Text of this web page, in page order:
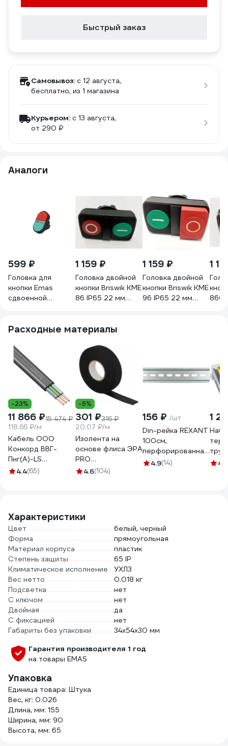
Быстрый заказ
Самовывоз: c 12 августа,
бесплатно, из 1 магазина
Курьером: c 13 августа,
от 290 ₽
Аналоги
599 ₽
Головка для
кнопки Emas
сдвоенной
1 159 ₽
Головка двойной
кнопки Briswik КМЕ
86 IP65 22 мм
1 159 ₽
Головка двойной
кнопки Briswik КМЕ
96 IP65 22 мм
1
86С
Расходные материалы
-23%
11 866 ₽15 474 ₽
118.66 ₽/м
Кабель ООО
Конкорд ВВГ-
Пнг(А)-LS
3x2,5ок(N, PE) -
4.4(65)
-5%
301 ₽316 ₽
20.07 ₽/м
Изолента на
основе флиса ЭРА
PRO
PROFLEEC1915 19
4.6(104)
156 ₽ /шт
Din-рейка REXANT
100см,
перфорированная,
оцинкованная 12-
4.9(14)
1
4.9
Характеристики
Цвет
белый, черный
Форма
прямоугольная
Материал корпуса
пластик
Степень защиты
65 IP
Климатическое исполнение
УХЛ3
Вес нетто
0.018 кг
Подсветка
нет
С ключом
нет
Двойная
да
С фиксацией
нет
Габариты без упаковки
34х54х30 мм
Гарантия производителя 1 год
на товары EMAS
Упаковка
Единица товара: Штука
Вес, кг: 0.026
Длина, мм: 155
Ширина, мм: 90
Высота, мм: 65